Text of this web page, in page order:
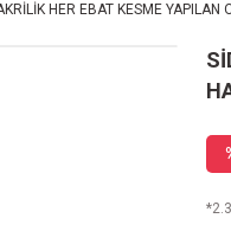
HER EBAT KESME